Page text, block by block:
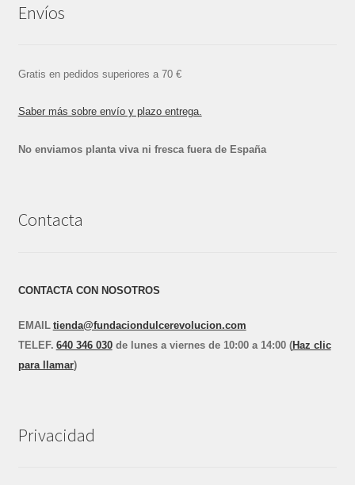
Envíos
Gratis en pedidos superiores a 70 €
Saber más sobre envío y plazo entrega.
No enviamos planta viva ni fresca fuera de España
Contacta
CONTACTA CON NOSOTROS
EMAIL tienda@fundaciondulcerevolucion.com
TELEF. 640 346 030de lunes a viernes de 10:00 a 14:00 (Haz clic
para llamar)
Privacidad